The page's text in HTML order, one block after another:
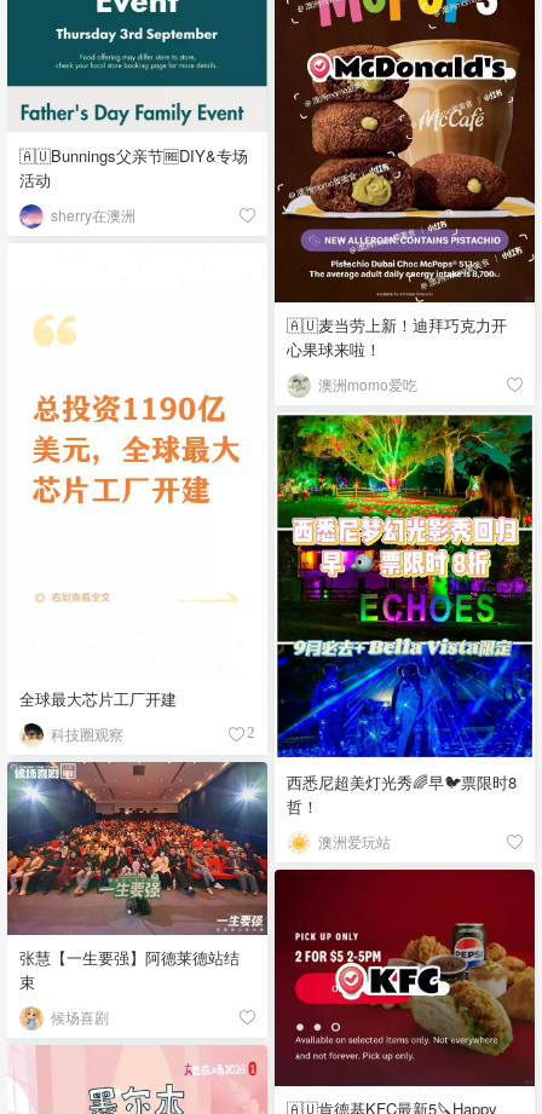
🇦🇺Bunnings父亲节🆓DIY&专场
活动
sherry在澳洲
🇦🇺麦当劳上新！迪拜巧克力开
心果球来啦！
澳洲momo爱吃
全球最大芯片工厂开建
科技圈观察 2
西悉尼超美灯光秀🌈早🐦票限时8
哲！
澳洲爱玩站
张慧【一生要强】阿德莱德站结
束
候场喜剧
🇦🇺肯德基KFC最新5🔪Happy